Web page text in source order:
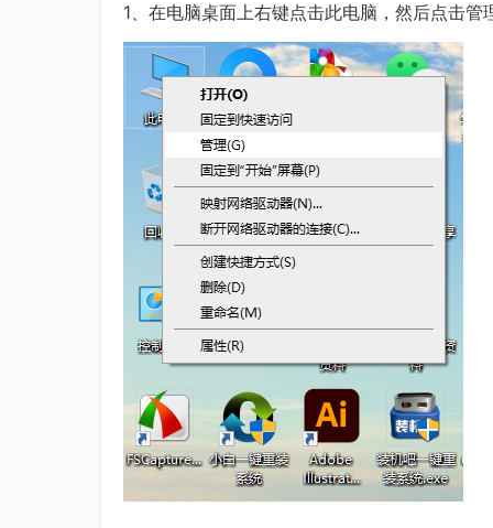
1、在电脑桌面上右键点击此电脑，然后点击管